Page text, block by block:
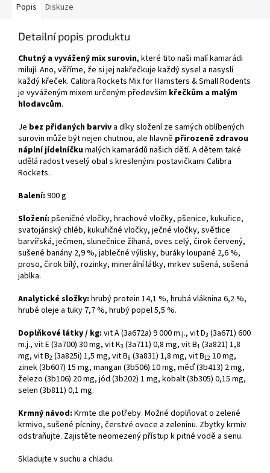
Popis Diskuze
Detailní popis produktu
Chutný a vyvážený mix surovin, které tito naši malí kamarádi
milují. Ano, věříme, že si jej nakřečkuje každý sysel a nasyslí
každý křeček. Calibra Rockets Mix for Hamsters & Small Rodents
je vyváženým mixem určeným především křečkům a malým
hlodavcům.
Je bez přidaných barviv a díky složení ze samých oblíbených
surovin může být nejen chutnou, ale hlavně přirozeně zdravou
náplní jídelníčkumalých kamarádů našich dětí. A dětem také
udělá radost veselý obal s kreslenými postavičkami Calibra
Rockets.
Balení: 900 g
Složení: pšeničné vločky, hrachové vločky, pšenice, kukuřice,
svatojánský chléb, kukuřičné vločky, ječné vločky, světlice
barvířská, ječmen, slunečnice žíhaná, oves celý, čirok červený,
sušené banány 2,9 %, jablečné výlisky, buráky loupané 2,6 %,
proso, čirok bílý, rozinky, minerální látky, mrkev sušená, sušená
jablka.
Analytické složky: hrubý protein 14,1 %, hrubá vláknina 6,2 %,
hrubé oleje a tuky 7,7 %, hrubý popel 5,5 %.
Doplňkové látky / kg: vit A (3a672a) 9 000 m.j., vit D3 (3a671) 600
m.j., vit E (3a700) 30 mg, vit K3 (3a711) 0,8 mg, vit B1 (3a821) 1,8
mg, vit B2 (3a825i) 1,5 mg, vit B6 (3a831) 1,8 mg, vit B12 10 mg,
zinek (3b607) 15 mg, mangan (3b506) 10 mg, měď (3b413) 2 mg,
železo (3b106) 20 mg, jód (3b202) 1 mg, kobalt (3b305) 0,15 mg,
selen (3b811) 0,1 mg.
Krmný návod: Krmte dle potřeby. Možné doplňovat o zelené
krmivo, sušené pícniny, čerstvé ovoce a zeleninu. Zbytky krmiv
odstraňujte. Zajistěte neomezený přístup k pitné vodě a senu.
Skladujte v suchu a chladu.